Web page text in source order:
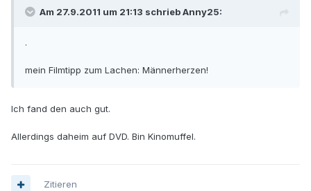
Am 27.9.2011 um 21:13 schrieb Anny25:
.
mein Filmtipp zum Lachen: Männerherzen!
Ich fand den auch gut.
Allerdings daheim auf DVD. Bin Kinomuffel.
Zitieren